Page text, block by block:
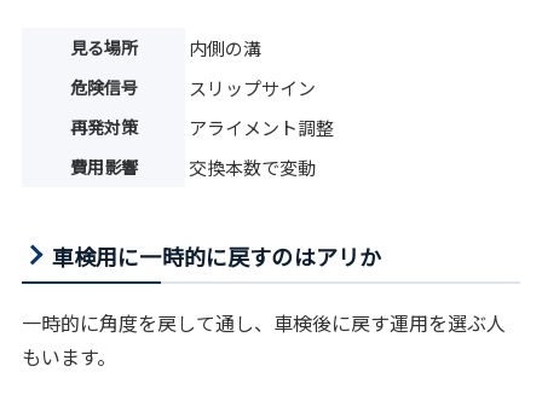
見る場所 内側の溝
危険信号 スリップサイン
再発対策 アライメント調整
費用影響 交換本数で変動
車検用に一時的に戻すのはアリか
一時的に角度を戻して通し、車検後に戻す運用を選ぶ人
もいます。